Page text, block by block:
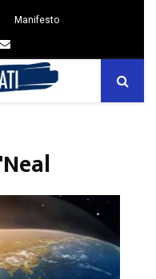
Manifesto
Email